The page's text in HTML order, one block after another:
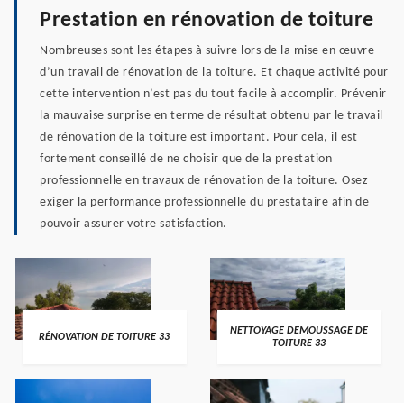
Prestation en rénovation de toiture
Nombreuses sont les étapes à suivre lors de la mise en œuvre
d’un travail de rénovation de la toiture. Et chaque activité pour
cette intervention n’est pas du tout facile à accomplir. Prévenir
la mauvaise surprise en terme de résultat obtenu par le travail
de rénovation de la toiture est important. Pour cela, il est
fortement conseillé de ne choisir que de la prestation
professionnelle en travaux de rénovation de la toiture. Osez
exiger la performance professionnelle du prestataire afin de
pouvoir assurer votre satisfaction.
RÉNOVATION DE TOITURE 33
NETTOYAGE DEMOUSSAGE DE
TOITURE 33